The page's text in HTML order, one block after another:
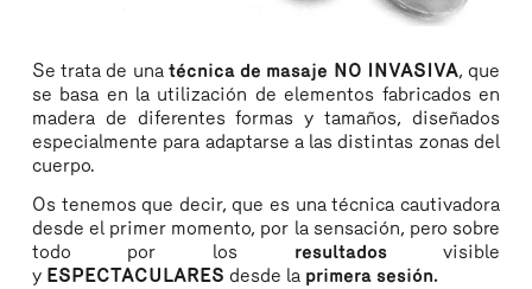
Se trata de unatécnica de masaje NO INVASIVA, que
se basa en la utilización de elementos fabricados en
madera de diferentes formas y tamaños, diseñados
especialmente para adaptarse a las distintas zonas del
cuerpo.
Os tenemos que decir, que es una técnica cautivadora
desde el primer momento, por la sensación, pero sobre
todo por los resultadosvisible
y ESPECTACULARES desde la primera sesión.